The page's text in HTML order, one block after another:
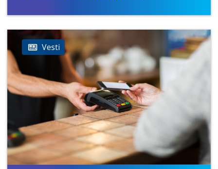
Vesti